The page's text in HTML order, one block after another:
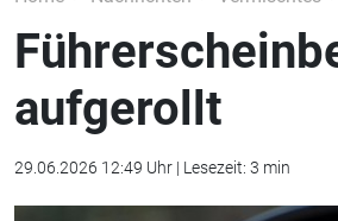
aufgerollt
29.06.2026 12:49 Uhr | Lesezeit: 3 min